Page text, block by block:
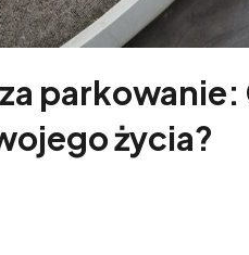
parkowanie:
życia?